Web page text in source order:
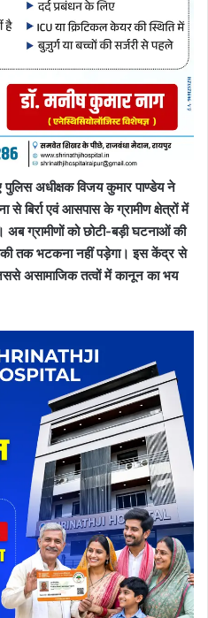
अधीक्षक विजय कुमार पाण्डेय ने
से बिर्रा एवं आसपास के ग्रामीण क्षेत्रों में
ग्रामीणों को छोटी-बड़ी घटनाओं की
तक भटकना नहीं पड़ेगा। इस केंद्र से
असामाजिक तत्वों में कानून का भय